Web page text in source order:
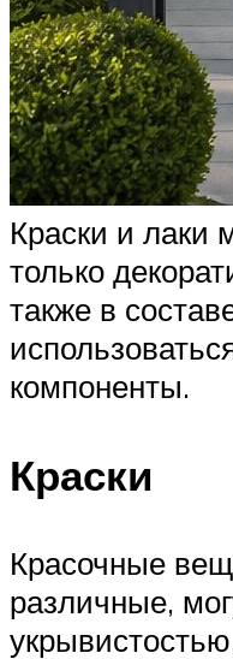
Краски и лаки
только
также в
компоненты.
Краски
Красочные
различные,